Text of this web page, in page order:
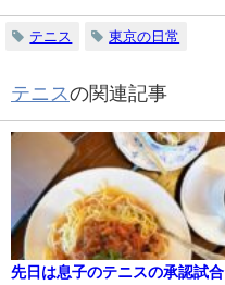
テニス 東京の日常
テニスの関連記事
先日は息子のテニスの承認試合